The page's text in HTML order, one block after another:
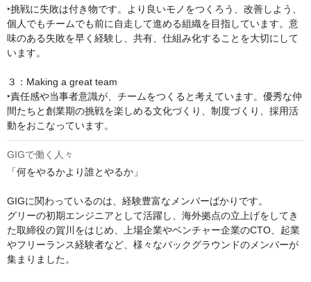
‣挑戦に失敗は付き物です。より良いモノをつくろう、改善しよう、
個人でもチームでも前に自走して進める組織を目指しています。意
味のある失敗を早く経験し、共有、仕組み化することを大切にして
います。
３：Making a great team
‣責任感や当事者意識が、チームをつくると考えています。優秀な仲
間たちと創業期の挑戦を楽しめる文化づくり、制度づくり、採用活
動をおこなっています。
GIGで働く人々
「何をやるかより誰とやるか」
GIGに関わっているのは、経験豊富なメンバーばかりです。
グリーの初期エンジニアとして活躍し、海外拠点の立上げをしてき
た取締役の賀川をはじめ、上場企業やベンチャー企業のCTO、起業
やフリーランス経験者など、様々なバックグラウンドのメンバーが
集まりました。